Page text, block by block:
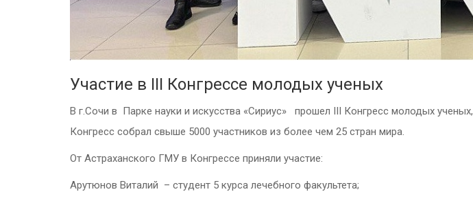
Участие в III Конгрессе молодых ученых
В г.Сочи в Парке науки и искусства «Сириус» прошел III Конгресс молодых ученых,
Конгресс собрал свыше 5000 участников из более чем 25 стран мира.
От Астраханского ГМУ в Конгрессе приняли участие:
Арутюнов Виталий – студент 5 курса лечебного факультета;